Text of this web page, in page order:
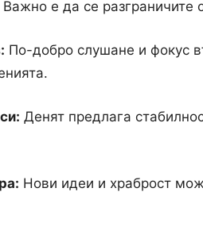
Важно е да се разграничите
По-добро слушане и фокус
Денят предлага
Нови идеи и храброст